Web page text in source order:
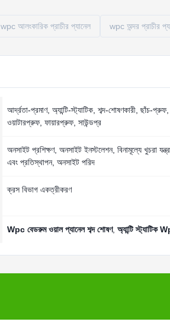
wpc আলংকারিক প্রাচীর প্যানেল wpc অন্দর প্রাচীর
আর্দ্রতা-প্রমাণ, অ্যান্টি-স্ট্যাটিক, শব্দ-শোষণকারী, ছাঁচ-প্রুফ,
ওয়াটারপ্রুফ, ফায়ারপ্রুফ, সাউন্ডপ্র
অনসাইট প্রশিক্ষণ, অনসাইট ইনস্টলেশন, বিনামূল্যে খুচরা
এবং প্রতিস্থাপন, অনসাইট পরিদ
ক্রস বিভাগ একত্রীকরণ
Wpc বেডরুম ওয়াল প্যানেল শব্দ শোষণ, অ্যান্টি স্ট্যাটিক